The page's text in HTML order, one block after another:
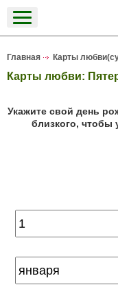
Главная Карты
Карты любви:
Укажите свой день
близкого, чтобы